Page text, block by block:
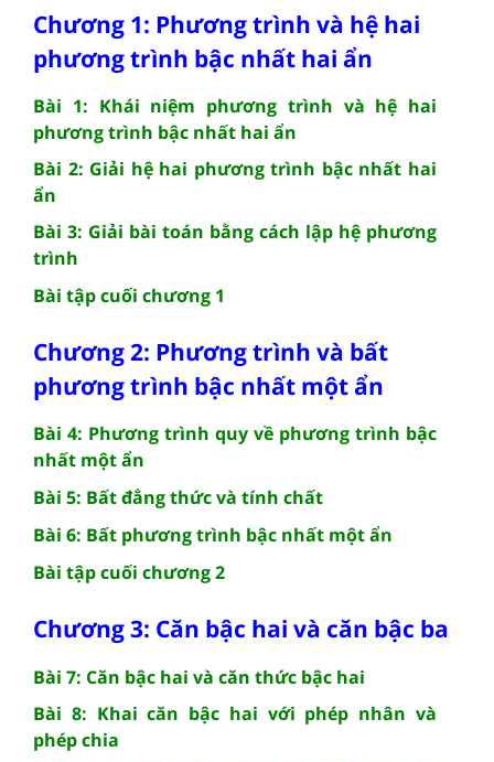
Chương 1: Phương trình và hệ hai
phương trình bậc nhất hai ẩn
Bài 1: Khái niệm phương trình và hệ hai
phương trình bậc nhất hai ẩn
Bài 2: Giải hệ hai phương trình bậc nhất hai
ẩn
Bài 3: Giải bài toán bằng cách lập hệ phương
trình
Bài tập cuối chương 1
Chương 2: Phương trình và bất
phương trình bậc nhất một ẩn
Bài 4: Phương trình quy về phương trình bậc
nhất một ẩn
Bài 5: Bất đẳng thức và tính chất
Bài 6: Bất phương trình bậc nhất một ẩn
Bài tập cuối chương 2
Chương 3: Căn bậc hai và căn bậc ba
Bài 7: Căn bậc hai và căn thức bậc hai
Bài 8: Khai căn bậc hai với phép nhân và
phép chia